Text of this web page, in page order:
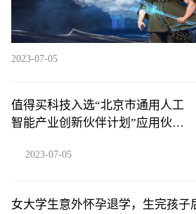
2023-07-05
值得买科技入选“北京市通用人工
智能产业创新伙伴计划”应用伙伴
2023-07-05
女大学生意外怀孕退学，生完孩子